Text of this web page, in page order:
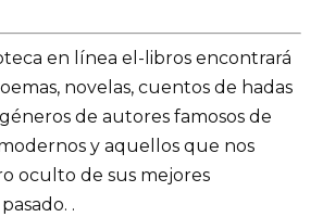
en línea el-libros encontrará
novelas, cuentos de hadas
de autores famosos de
y aquellos que nos
oculto de sus mejores
.